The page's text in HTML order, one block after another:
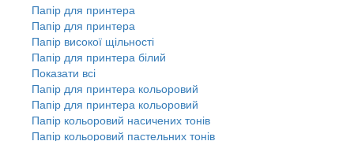
Папір для принтера
Папір для принтера
Папір високої щільності
Папір для принтера білий
Показати всі
Папір для принтера кольоровий
Папір для принтера кольоровий
Папір кольоровий насичених тонів
Папір кольоровий пастельних тонів